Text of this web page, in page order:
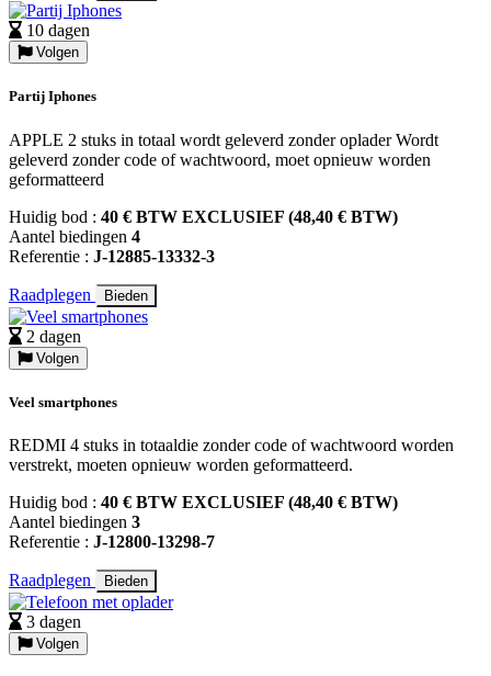
10 dagen
Volgen
Partij Iphones
APPLE 2 stuks in totaal wordt geleverd zonder oplader Wordt
geleverd zonder code of wachtwoord, moet opnieuw worden
geformatteerd
Huidig bod : 40 € BTW EXCLUSIEF (48,40 € BTW)
Aantel biedingen 4
Referentie : J-12885-13332-3
Raadplegen Bieden
2 dagen
Volgen
Veel smartphones
REDMI 4 stuks in totaaldie zonder code of wachtwoord worden
verstrekt, moeten opnieuw worden geformatteerd.
Huidig bod : 40 € BTW EXCLUSIEF (48,40 € BTW)
Aantel biedingen 3
Referentie : J-12800-13298-7
Raadplegen Bieden
3 dagen
Volgen